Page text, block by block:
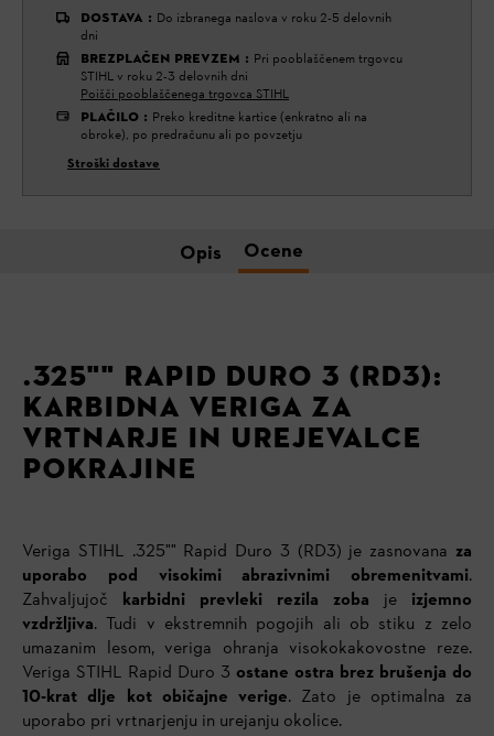
DOSTAVA : Do izbranega naslova v roku 2-5 delovnih
dni
BREZPLAČEN PREVZEM : Pri pooblaščenem trgovcu
STIHL v roku 2-3 delovnih dni
Poišči pooblaščenega trgovca STIHL
PLAČILO : Preko kreditne kartice (enkratno ali na
obroke), po predračunu ali po povzetju
Stroški dostave
Opis Ocene
.325"" RAPID DURO 3 (RD3):
KARBIDNA VERIGA ZA
VRTNARJE IN UREJEVALCE
POKRAJINE
Veriga STIHL .325"" Rapid Duro 3 (RD3) je zasnovana za
uporabo pod visokimi abrazivnimi obremenitvami.
Zahvaljujoč karbidni prevleki rezila zoba je izjemno
vzdržljiva. Tudi v ekstremnih pogojih ali ob stiku z zelo
umazanim lesom, veriga ohranja visokokakovostne reze.
Veriga STIHL Rapid Duro 3 ostane ostra brez brušenja do
10-krat dlje kot običajne verige. Zato je optimalna za
uporabo pri vrtnarjenju in urejanju okolice.